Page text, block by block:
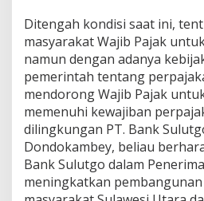
Ditengah kondisi saat ini,
masyarakat Wajib Pajak
namun dengan adanya
pemerintah tentang
mendorong Wajib Pajak
memenuhi kewajiban
dilingkungan PT. Bank
Dondokambey, beliau
Bank Sulutgo dalam
meningkatkan